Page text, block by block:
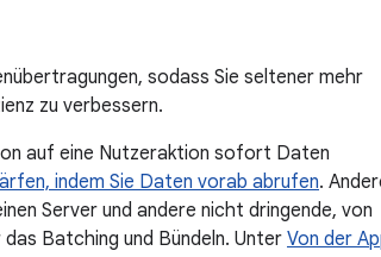
sodass Sie seltener mehr
zu verbessern.
auf eine Nutzeraktion sofort Daten
indem Sie Daten vorab abrufen.
Server und andere nicht dringende, von
Batching und Bündeln. Unter Von der